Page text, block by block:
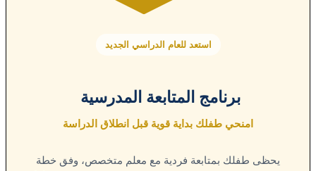
استعد للعام الدراسي الجديد
برنامج المتابعة المدرسية
امنحي طفلك بداية قوية قبل انطلاق الدراسة
يحظى طفلك بمتابعة فردية مع معلم متخصص، وفق خطة